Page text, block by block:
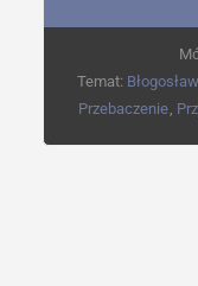
Temat:
Przebaczenie,